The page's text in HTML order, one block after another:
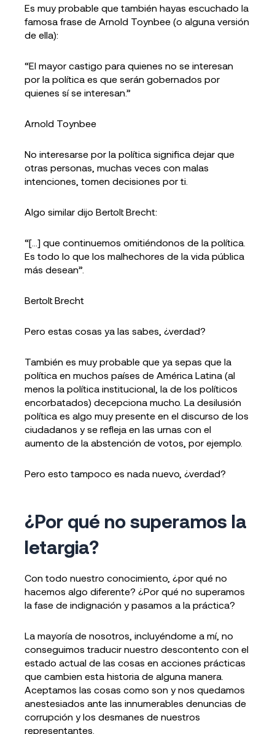
Es muy probable que también hayas escuchado la
famosa frase de Arnold Toynbee (o alguna versión
de ella):
“El mayor castigo para quienes no se interesan
por la política es que serán gobernados por
quienes sí se interesan.”
Arnold Toynbee
No interesarse por la política significa dejar que
otras personas, muchas veces con malas
intenciones, tomen decisiones por ti.
Algo similar dijo Bertolt Brecht:
“[…] que continuemos omitiéndonos de la política.
Es todo lo que los malhechores de la vida pública
más desean”.
Bertolt Brecht
Pero estas cosas ya las sabes, ¿verdad?
También es muy probable que ya sepas que la
política en muchos países de América Latina (al
menos la política institucional, la de los políticos
encorbatados) decepciona mucho. La desilusión
política es algo muy presente en el discurso de los
ciudadanos y se refleja en las urnas con el
aumento de la abstención de votos, por ejemplo.
Pero esto tampoco es nada nuevo, ¿verdad?
¿Por qué no superamos la
letargia?
Con todo nuestro conocimiento, ¿por qué no
hacemos algo diferente? ¿Por qué no superamos
la fase de indignación y pasamos a la práctica?
La mayoría de nosotros, incluyéndome a mí, no
conseguimos traducir nuestro descontento con el
estado actual de las cosas en acciones prácticas
que cambien esta historia de alguna manera.
Aceptamos las cosas como son y nos quedamos
anestesiados ante las innumerables denuncias de
corrupción y los desmanes de nuestros
representantes.